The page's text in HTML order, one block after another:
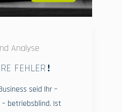
Analyse
FEHLER !
seid Ihr –
betriebsblind. Ist